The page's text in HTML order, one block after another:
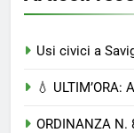
Usi civici a
💧 ULTIM’ORA:
ORDINANZA N.